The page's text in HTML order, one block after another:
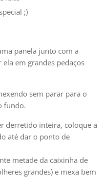
;)
panela junto com a
em grandes pedaços
sem parar para o
fundo.
derretido inteira, coloque a
até dar o ponto de
metade da caixinha de
grandes) e mexa bem